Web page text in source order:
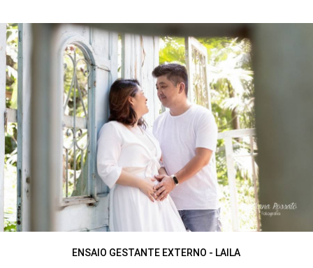
ENSAIO GESTANTE EXTERNO - LAILA